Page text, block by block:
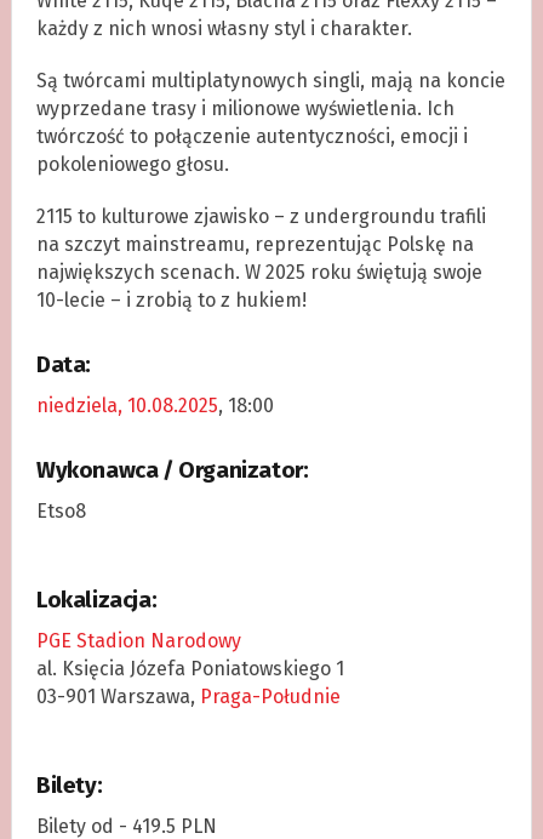
każdy z nich wnosi własny styl i charakter.
Są twórcami multiplatynowych singli, mają na koncie
wyprzedane trasy i milionowe wyświetlenia. Ich
twórczość to połączenie autentyczności, emocji i
pokoleniowego głosu.
2115 to kulturowe zjawisko – z undergroundu trafili
na szczyt mainstreamu, reprezentując Polskę na
największych scenach. W 2025 roku świętują swoje
10-lecie – i zrobią to z hukiem!
Data:
niedziela, 10.08.2025, 18:00
Wykonawca / Organizator:
Etso8
Lokalizacja:
PGE Stadion Narodowy
al. Księcia Józefa Poniatowskiego 1
03-901 Warszawa, Praga-Południe
Bilety:
Bilety od - 419.5 PLN